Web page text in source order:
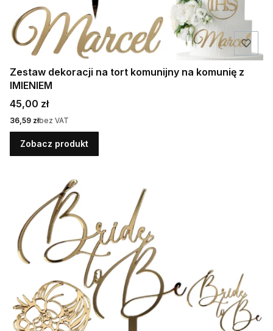
Zestaw dekoracji na tort komunijny na komunię z
IMIENIEM
Cena
45,00 zł
Cena
36,59 złbez VAT
Zobacz produkt